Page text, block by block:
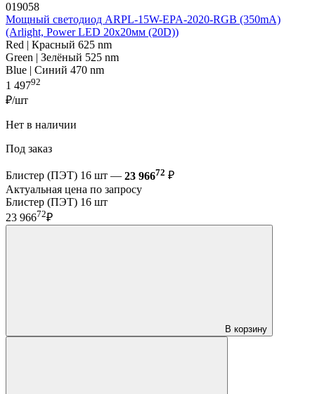
019058
Мощный светодиод ARPL-15W-EPA-2020-RGB (350mA)
(Arlight, Power LED 20x20мм (20D))
Red | Красный 625 nm
Green | Зелёный 525 nm
Blue | Синий 470 nm
1 49792
₽/шт
Нет в наличии
Под заказ
Блистер (ПЭТ) 16 шт — 23 96672 ₽
Актуальная цена по запросу
Блистер (ПЭТ) 16 шт
23 96672₽
В корзину